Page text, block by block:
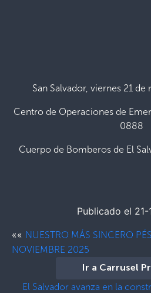
San Salvador, viernes 21
Centro de Operaciones de
0888
Cuerpo de Bomberos de El
Publicado el 21-
«« NUESTRO MÁS SINCERO
NOVIEMBRE 2025
Ir a Carrusel
El Salvador avanza en la